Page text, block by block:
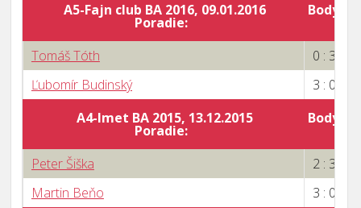
A5-Fajn club BA 2016, 09.01.2016
Poradie:
Body
Tomáš Tóth
0 : 3
Ľubomír Budinský
3 : 0
A4-Imet BA 2015, 13.12.2015
Poradie:
Body
Peter Šiška
2 : 3
Martin Beňo
3 : 0